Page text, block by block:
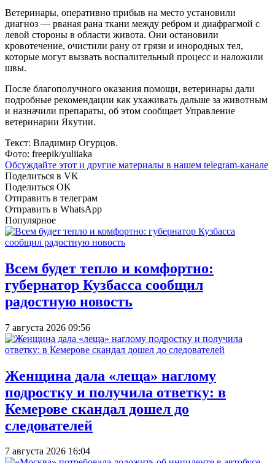
Ветеринары, оперативно прибыв на место установили
диагноз — рваная рана ткани между ребром и диафрагмой с
левой стороны в области живота. Они остановили
кровотечение, очистили рану от грязи и инородных тел,
которые могут вызвать воспалительный процесс и наложили
швы.
После благополучного оказания помощи, ветеринары дали
подробные рекомендации как ухаживать дальше за животным
и назначили препараты, об этом сообщает Управление
ветеринарии Якутии.
Текст: Владимир Огурцов.
Фото: freepik/yuliiaka
Обсуждайте этот и другие материалы в нашем telegram-канале
Поделиться в VK
Поделиться OK
Отправить в телеграм
Отправить в WhatsApp
Популярное
Всем будет тепло и комфортно:
губернатор Кузбасса сообщил
радостную новость
7 августа 2026 09:56
Женщина дала «леща» наглому
подростку и получила ответку: в
Кемерове скандал дошел до
следователей
7 августа 2026 16:04